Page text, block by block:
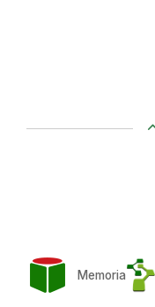
Memoria